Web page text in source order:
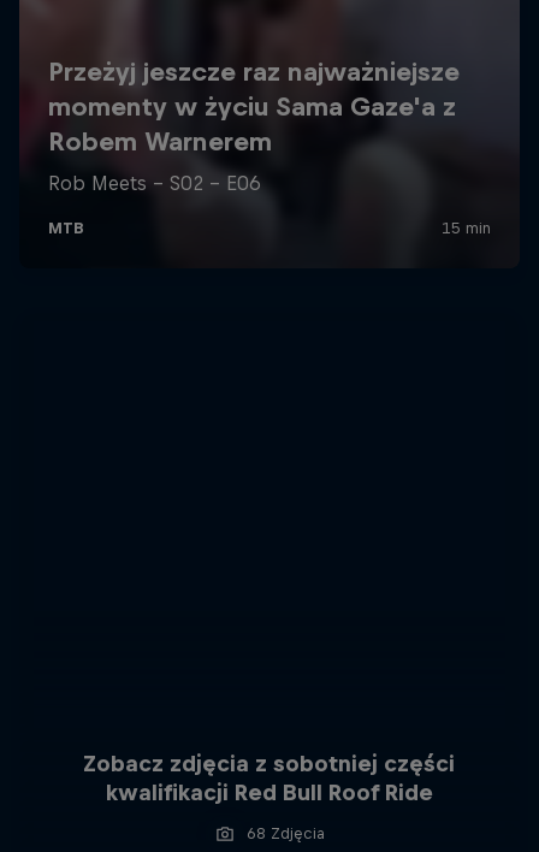
Zobacz zdjęcia z sobotniej części
kwalifikacji Red Bull Roof Ride
68 Zdjęcia